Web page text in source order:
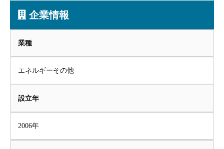
企業情報
業種
エネルギーその他
設立年
2006年